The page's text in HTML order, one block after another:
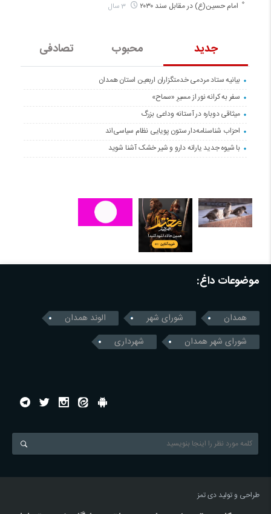
جدید محبوب تصادفی
بیانیه ستاد مردمی خدمتگزاران اربعین استان همدان
سفر به کرانه‌ نور از مسیرِ «سماح»
میثاقی دوباره در آستانه‌ وداعی بزرگ
احزاب شناسنامه‌دار ستون پویایی نظام سیاسی‌اند
با شیوه جدید یارانه دارو و شیر خشک آشنا شوید
امام حسین(ع) در مقابل سند ۲۰۳۰ 3 سال
موضوعات داغ:
همدان شورای شهر
الوند همدان
شورای شهر همدان
شهرداری
طراحی و تولیددی تمز